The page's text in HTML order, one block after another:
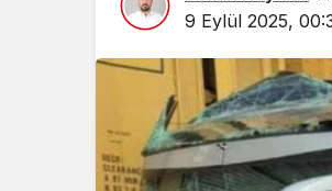
9 Eylül 2025,